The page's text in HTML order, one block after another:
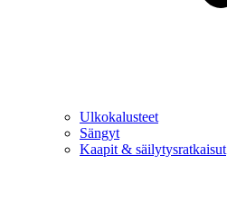
Ulkokalusteet
Sängyt
Kaapit & säilytysratkaisut